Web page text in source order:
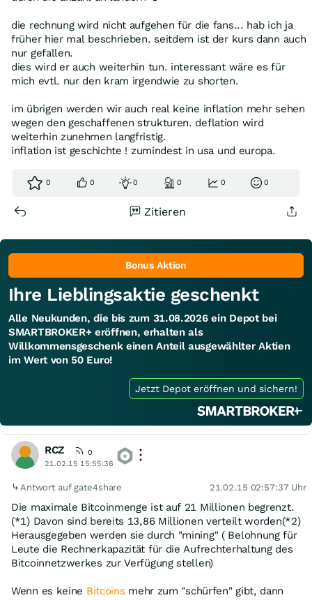
die rechnung wird nicht aufgehen für die fans... hab ich ja
früher hier mal beschrieben. seitdem ist der kurs dann auch
nur gefallen.
dies wird er auch weiterhin tun. interessant wäre es für
mich evtl. nur den kram irgendwie zu shorten.
im übrigen werden wir auch real keine inflation mehr sehen
wegen den geschaffenen strukturen. deflation wird
weiterhin zunehmen langfristig.
inflation ist geschichte ! zumindest in usa und europa.
0 0 0 0 0 0
Zitieren
Bonus Aktion
Ihre Lieblingsaktie geschenkt
Alle Neukunden, die bis zum 31.08.2026 ein Depot bei
SMARTBROKER+ eröffnen, erhalten als
Willkommensgeschenk einen Anteil ausgewählter Aktien
im Wert von 50 Euro!
Jetzt Depot eröffnen und sichern!
RCZ
0
21.02.15 15:55:36
Antwort auf gate4share 21.02.15 02:57:37 Uhr
Die maximale Bitcoinmenge ist auf 21 Millionen begrenzt.
(*1) Davon sind bereits 13,86 Millionen verteilt worden(*2)
Herausgegeben werden sie durch "mining" ( Belohnung für
Leute die Rechnerkapazität für die Aufrechterhaltung des
Bitcoinnetzwerkes zur Verfügung stellen)
Wenn es keine Bitcoins mehr zum "schürfen" gibt, dann